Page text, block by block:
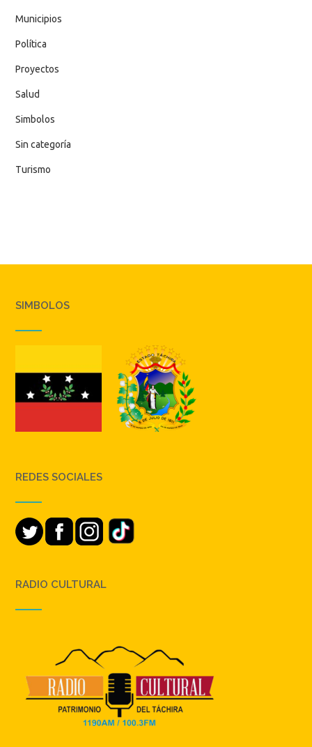
Municipios
Política
Proyectos
Salud
Simbolos
Sin categoría
Turismo
SIMBOLOS
REDES SOCIALES
RADIO CULTURAL